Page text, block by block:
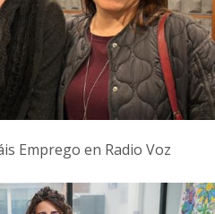
Emprego en Radio Voz